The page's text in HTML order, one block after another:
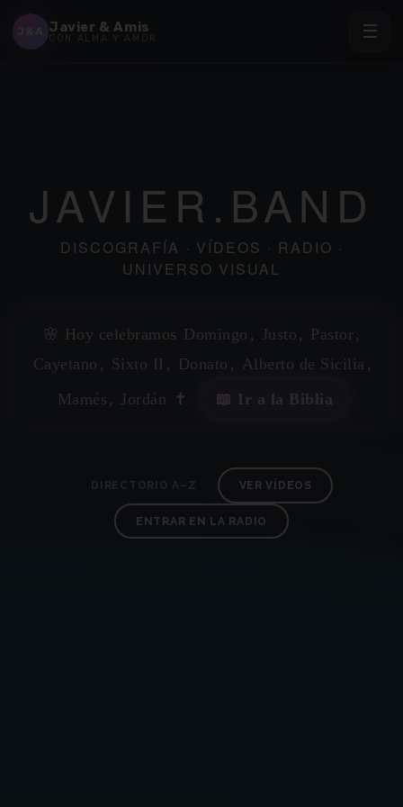
Javier & Amis
CON ALMA Y AMOR ☰
JAVIER.BAND
DISCOGRAFÍA · VÍDEOS · RADIO ·
UNIVERSO VISUAL
🌸 Hoy celebramos Domingo , Justo , Pastor,
Cayetano , Sixto II , Donato , Alberto de Sicilia ,
Mamés , Jordán ✝️ 📖 Ir a la Biblia
DIRECTORIO A–Z VER VÍDEOS
ENTRAR EN LA RADIO